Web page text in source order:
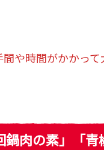
や時間がかかっ
鍋肉の素」「